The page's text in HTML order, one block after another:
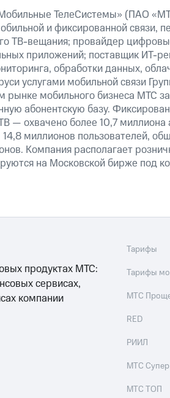
ТелеСистемы» (ПАО
и фиксированной связи,
ТВ-вещания; провайдер
приложений; поставщик ИТ-
обработки данных,
услугами мобильной связи
рынке мобильного бизнеса МТС
абонентскую базу.
— охвачено более 10,7 миллиона
миллионов пользователей,
Компания располагает
на Московской бирже под
продуктах МТС:
сервисах,
компании
Тарифы
Тарифы
МТС
RED
РИИЛ
МТС Супер
МТС ТОП